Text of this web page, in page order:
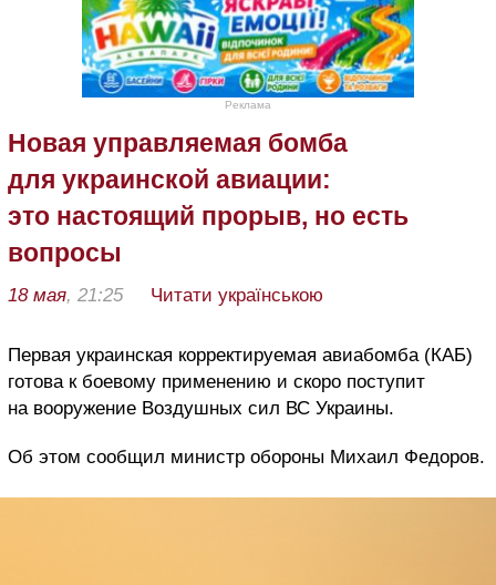
Реклама
Новая управляемая бомба
для украинской авиации:
это настоящий прорыв, но есть
вопросы
18 мая, 21:25 Читати українською
Первая украинская корректируемая авиабомба (КАБ)
готова к боевому применению и скоро поступит
на вооружение Воздушных сил ВС Украины.
Об этом сообщил министр обороны Михаил Федоров.